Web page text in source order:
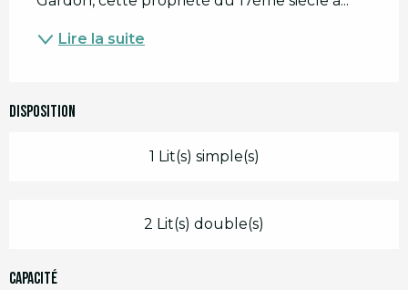
Lire la suite
Disposition
1 Lit(s) simple(s)
2 Lit(s) double(s)
Capacité